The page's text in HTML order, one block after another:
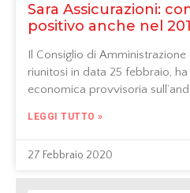
Sara Assicurazioni:
positivo anche nel
Il Consiglio di Amministrazione
riunitosi in data 25 febbraio,
economica provvisoria
LEGGI TUTTO »
27 Febbraio 2020